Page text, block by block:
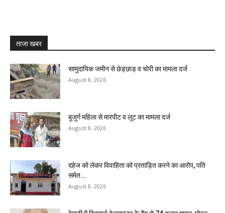
ताजा खबर
सामुदायिक जमीन से छेड़छाड़ व चोरी का मामला दर्ज
August 8, 2026
बुजुर्ग महिला से मारपीट व लूट का मामला दर्ज
August 8, 2026
दहेज को लेकर विवाहिता को प्रताड़ित करने का आरोप, पति
समेत...
August 8, 2026